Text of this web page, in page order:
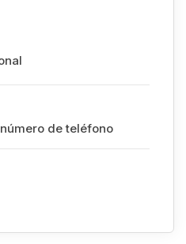
de teléfono